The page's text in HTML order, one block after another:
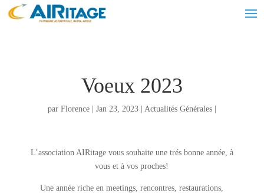
Voeux 2023
par Florence| Jan 23, 2023| Actualités Générales|
L’association AIRitage vous souhaite une trés bonne année, à
vous et à vos proches!
Une année riche en meetings, rencontres, restaurations,